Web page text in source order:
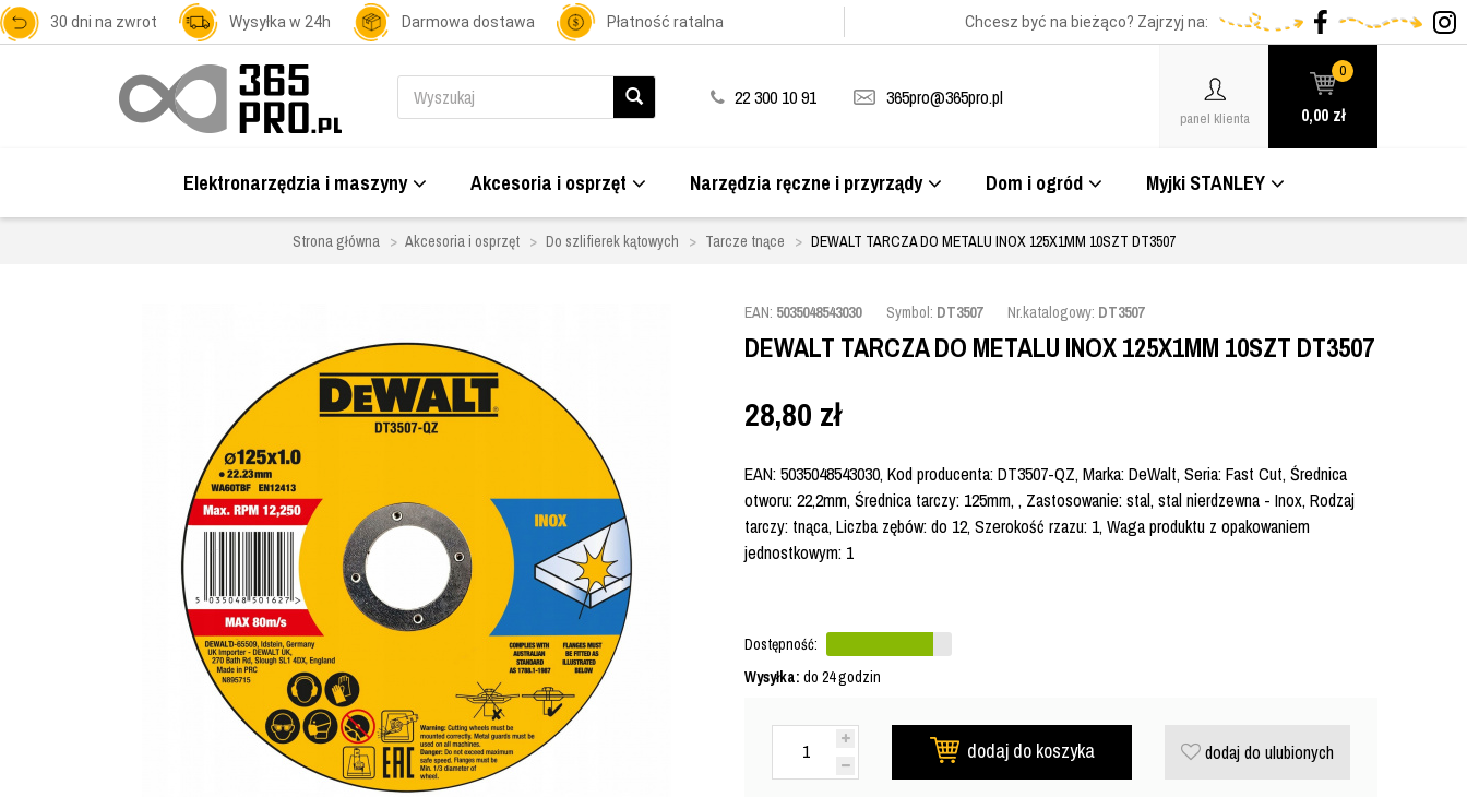
30 dni na zwrot Wysyłka w 24h Darmowa dostawa Płatność ratalna Chcesz być na bieżąco? Zajrzyj na:
22 300 10 91 365pro@365pro.pl
panel klienta
0
0,00 zł
Elektronarzędzia i maszyny Akcesoria i osprzęt Narzędzia ręczne i przyrządy Dom i ogród Myjki STANLEY
Strona główna Akcesoria i osprzęt Do szlifierek kątowych Tarcze tnące DEWALT TARCZA DO METALU INOX 125X1MM 10SZT DT3507
EAN: 5035048543030 Symbol: DT3507 Nr.katalogowy: DT3507
DEWALT TARCZA DO METALU INOX 125X1MM 10SZT DT3507
28,80 zł
EAN: 5035048543030, Kod producenta: DT3507-QZ, Marka: DeWalt, Seria: Fast Cut, Średnica
otworu: 22,2mm, Średnica tarczy: 125mm, , Zastosowanie: stal, stal nierdzewna - Inox, Rodzaj
tarczy: tnąca, Liczba zębów: do 12, Szerokość rzazu: 1, Waga produktu z opakowaniem
jednostkowym: 1
Dostępność:
Wysyłka: do 24 godzin
dodaj do koszyka dodaj do ulubionych